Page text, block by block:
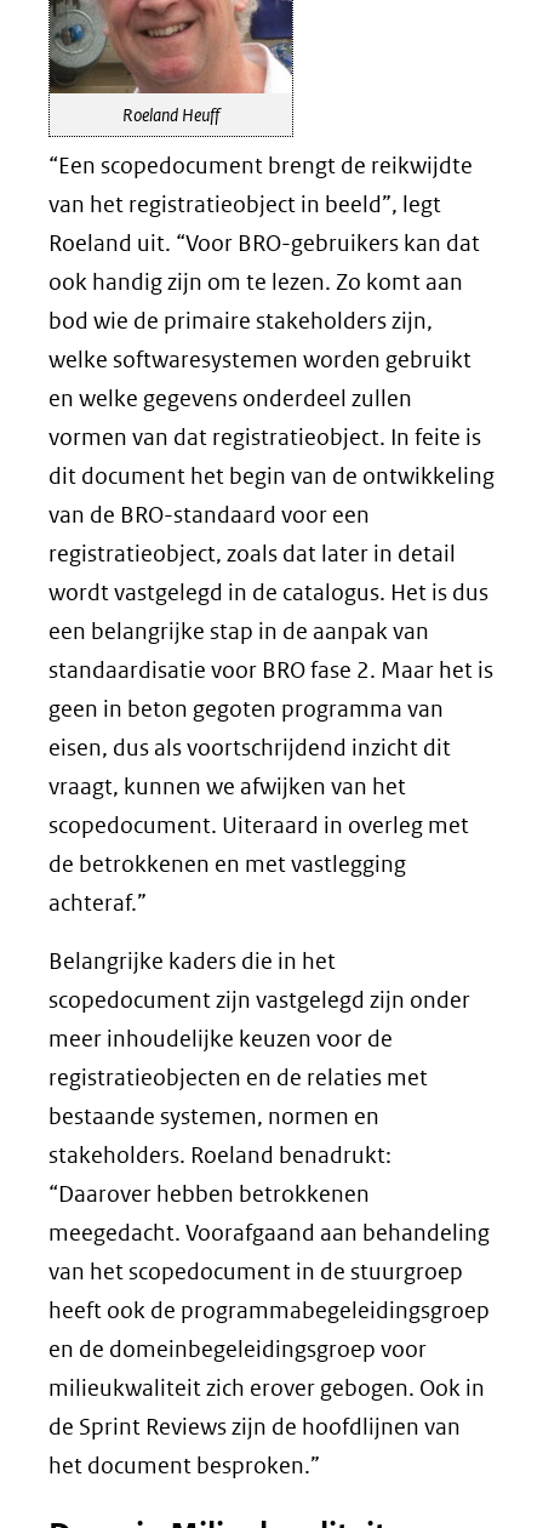
Roeland Heuff
“Een scopedocument brengt de reikwijdte
van het registratieobject in beeld”, legt
Roeland uit. “Voor BRO-gebruikers kan dat
ook handig zijn om te lezen. Zo komt aan
bod wie de primaire stakeholders zijn,
welke softwaresystemen worden gebruikt
en welke gegevens onderdeel zullen
vormen van dat registratieobject. In feite is
dit document het begin van de ontwikkeling
van de BRO-standaard voor een
registratieobject, zoals dat later in detail
wordt vastgelegd in de catalogus. Het is dus
een belangrijke stap in de aanpak van
standaardisatie voor BRO fase 2. Maar het is
geen in beton gegoten programma van
eisen, dus als voortschrijdend inzicht dit
vraagt, kunnen we afwijken van het
scopedocument. Uiteraard in overleg met
de betrokkenen en met vastlegging
achteraf.”
Belangrijke kaders die in het
scopedocument zijn vastgelegd zijn onder
meer inhoudelijke keuzen voor de
registratieobjecten en de relaties met
bestaande systemen, normen en
stakeholders. Roeland benadrukt:
“Daarover hebben betrokkenen
meegedacht. Voorafgaand aan behandeling
van het scopedocument in de stuurgroep
heeft ook de programmabegeleidingsgroep
en de domeinbegeleidingsgroep voor
milieukwaliteit zich erover gebogen. Ook in
de Sprint Reviews zijn de hoofdlijnen van
het document besproken.”